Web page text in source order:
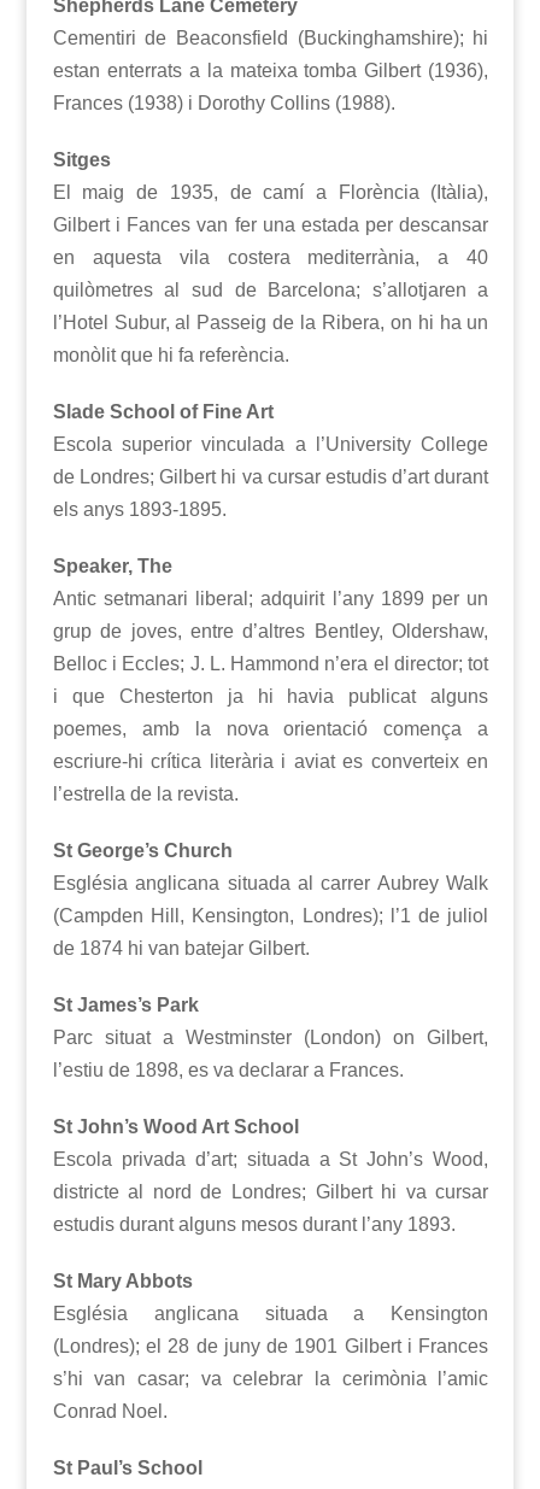
Shepherds Lane Cemetery
Cementiri de Beaconsfield (Buckinghamshire); hi
estan enterrats a la mateixa tomba Gilbert (1936),
Frances (1938) i Dorothy Collins (1988).
Sitges
El maig de 1935, de camí a Florència (Itàlia),
Gilbert i Fances van fer una estada per descansar
en aquesta vila costera mediterrània, a 40
quilòmetres al sud de Barcelona; s’allotjaren a
l’Hotel Subur, al Passeig de la Ribera, on hi ha un
monòlit que hi fa referència.
Slade School of Fine Art
Escola superior vinculada a l’University College
de Londres; Gilbert hi va cursar estudis d’art durant
els anys 1893-1895.
Speaker, The
Antic setmanari liberal; adquirit l’any 1899 per un
grup de joves, entre d’altres Bentley, Oldershaw,
Belloc i Eccles; J. L. Hammond n’era el director; tot
i que Chesterton ja hi havia publicat alguns
poemes, amb la nova orientació comença a
escriure-hi crítica literària i aviat es converteix en
l’estrella de la revista.
St George’s Church
Església anglicana situada al carrer Aubrey Walk
(Campden Hill, Kensington, Londres); l’1 de juliol
de 1874 hi van batejar Gilbert.
St James’s Park
Parc situat a Westminster (London) on Gilbert,
l’estiu de 1898, es va declarar a Frances.
St John’s Wood Art School
Escola privada d’art; situada a St John’s Wood,
districte al nord de Londres; Gilbert hi va cursar
estudis durant alguns mesos durant l’any 1893.
St Mary Abbots
Església anglicana situada a Kensington
(Londres); el 28 de juny de 1901 Gilbert i Frances
s’hi van casar; va celebrar la cerimònia l’amic
Conrad Noel.
St Paul’s School